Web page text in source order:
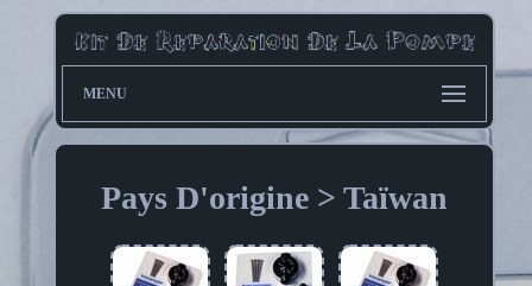
MENU
Pays D'origine > Taïwan